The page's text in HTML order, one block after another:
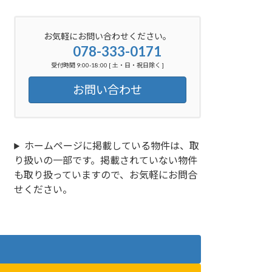
お気軽にお問い合わせください。
078-333-0171
受付時間 9:00-18:00 [ 土・日・祝日除く ]
お問い合わせ
ホームページに掲載している物件は、取
り扱いの一部です。掲載されていない物件
も取り扱っていますので、お気軽にお問合
せください。